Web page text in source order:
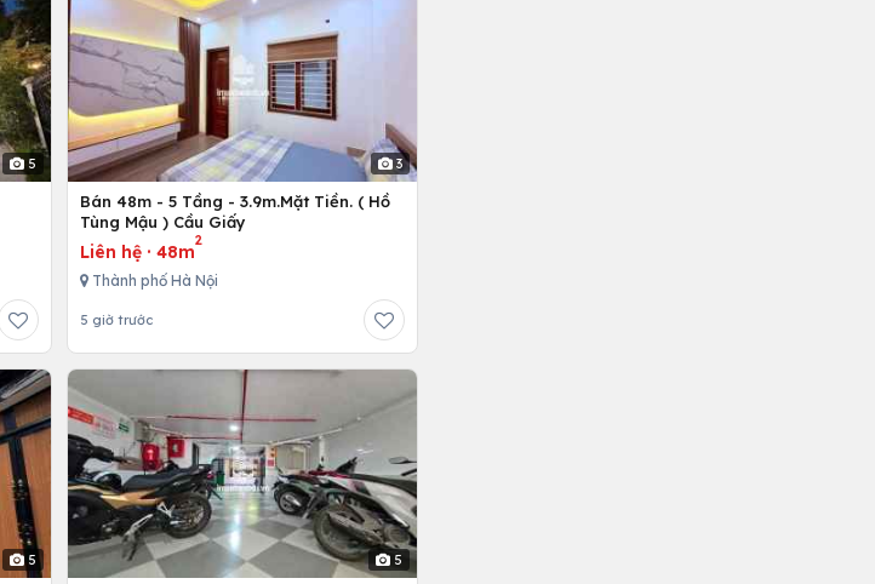
5 3
Bán 48m - 5 Tầng - 3.9m.Mặt Tiền. ( Hồ
Tùng Mậu ) Cầu Giấy
Liên hệ· 48m
2
Thành phố Hà Nội
5 giờ trước
5 5